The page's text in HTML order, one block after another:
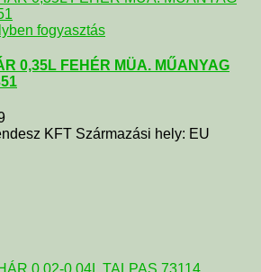
fogyasztás
0,35L FEHÉR MÜA. MŰANYAG
KFT Származási hely: EU